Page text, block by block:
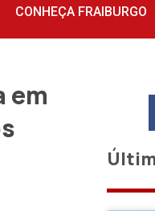
CONHEÇA FRAIBURGO
em